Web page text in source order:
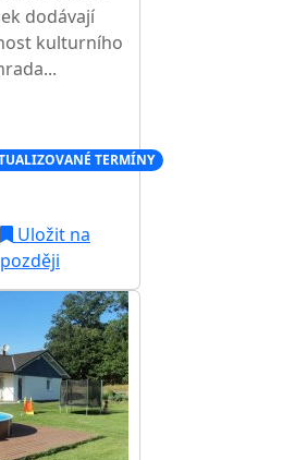
dodávají
kulturního
TERMÍNY
Uložit na
později